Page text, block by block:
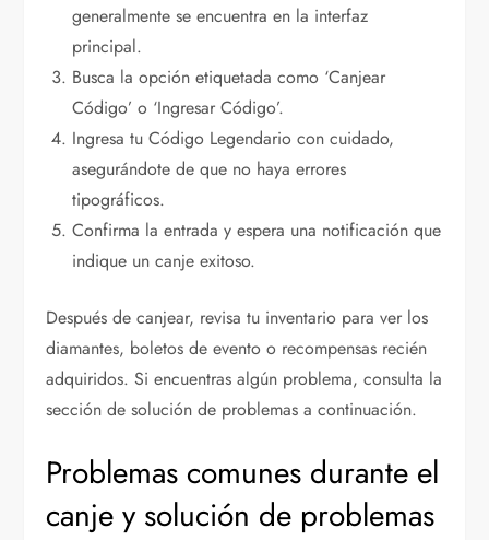
generalmente se encuentra en la interfaz
principal.
Busca la opción etiquetada como ‘Canjear
Código’ o ‘Ingresar Código’.
Ingresa tu Código Legendario con cuidado,
asegurándote de que no haya errores
tipográficos.
Confirma la entrada y espera una notificación que
indique un canje exitoso.
Después de canjear, revisa tu inventario para ver los
diamantes, boletos de evento o recompensas recién
adquiridos. Si encuentras algún problema, consulta la
sección de solución de problemas a continuación.
Problemas comunes durante el
canje y solución de problemas